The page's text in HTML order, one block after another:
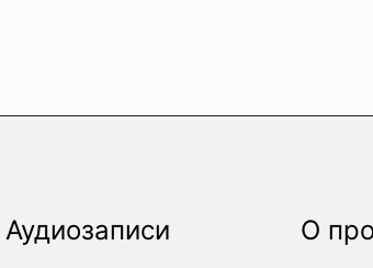
Аудиозаписи О